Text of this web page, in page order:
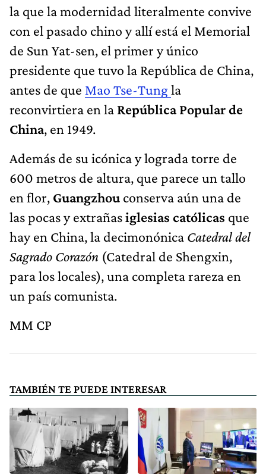
la que la modernidad literalmente convive
con el pasado chino y allí está el Memorial
de Sun Yat-sen, el primer y único
presidente que tuvo la República de China,
antes de que Mao Tse-Tungla
reconvirtiera en la República Popular de
China, en 1949.
Además de su icónica y lograda torre de
600 metros de altura, que parece un tallo
en flor, Guangzhou conserva aún una de
las pocas y extrañasiglesias católicas que
hay en China, la decimonónica Catedral del
Sagrado Corazón (Catedral de Shengxin,
para los locales), una completa rareza en
un país comunista.
MM CP
TAMBIÉN TE PUEDE INTERESAR